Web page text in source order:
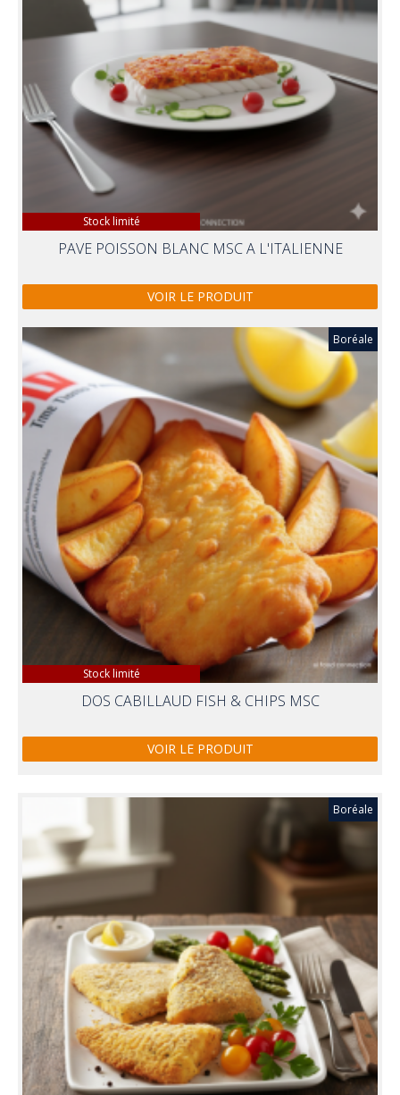
Stock limité
PAVE POISSON BLANC MSC A L'ITALIENNE
VOIR LE PRODUIT
Boréale
Stock limité
DOS CABILLAUD FISH & CHIPS MSC
VOIR LE PRODUIT
Boréale